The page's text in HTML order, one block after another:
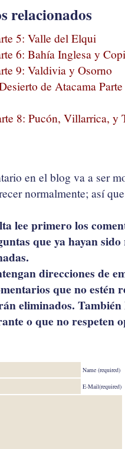
relacionados
5: Valle del Elqui
6: Bahía Inglesa y
9: Valdivia y Osorno
de Atacama
8: Pucón, Villarrica, y
en el blog va a ser
normalmente; así
lee primero los
que ya hayan
direcciones de
que no estén
eliminados.
o que no respeten
Name (required)
E-Mail(required)